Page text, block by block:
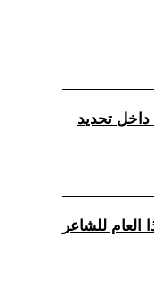
داخل تحديد
العام للشاعر